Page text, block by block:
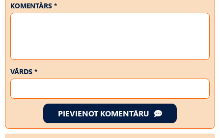
KOMENTĀRS *
VĀRDS *
PIEVIENOT KOMENTĀRU